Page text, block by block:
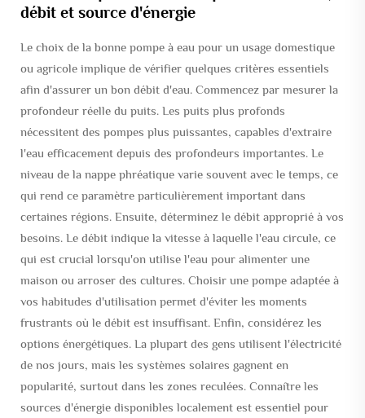
débit et source d'énergie
Le choix de la bonne pompe à eau pour un usage domestique
ou agricole implique de vérifier quelques critères essentiels
afin d'assurer un bon débit d'eau. Commencez par mesurer la
profondeur réelle du puits. Les puits plus profonds
nécessitent des pompes plus puissantes, capables d'extraire
l'eau efficacement depuis des profondeurs importantes. Le
niveau de la nappe phréatique varie souvent avec le temps, ce
qui rend ce paramètre particulièrement important dans
certaines régions. Ensuite, déterminez le débit approprié à vos
besoins. Le débit indique la vitesse à laquelle l'eau circule, ce
qui est crucial lorsqu'on utilise l'eau pour alimenter une
maison ou arroser des cultures. Choisir une pompe adaptée à
vos habitudes d'utilisation permet d'éviter les moments
frustrants où le débit est insuffisant. Enfin, considérez les
options énergétiques. La plupart des gens utilisent l'électricité
de nos jours, mais les systèmes solaires gagnent en
popularité, surtout dans les zones reculées. Connaître les
sources d'énergie disponibles localement est essentiel pour